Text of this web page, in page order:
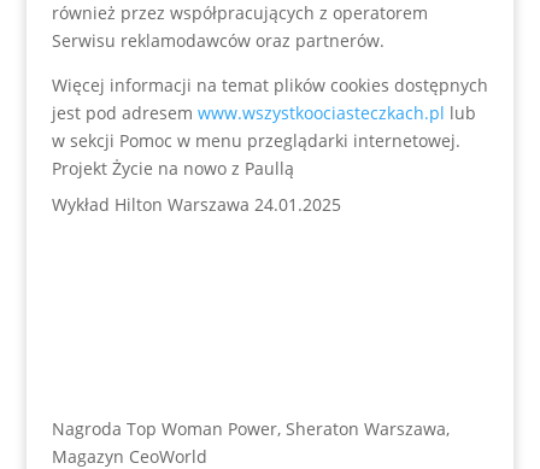
również przez współpracujących z operatorem
Serwisu reklamodawców oraz partnerów.
Więcej informacji na temat plików cookies dostępnych
jest pod adresem www.wszystkoociasteczkach.pl lub
w sekcji Pomoc w menu przeglądarki internetowej.
Projekt Życie na nowo z Paullą
Wykład Hilton Warszawa 24.01.2025
Nagroda Top Woman Power, Sheraton Warszawa,
Magazyn CeoWorld